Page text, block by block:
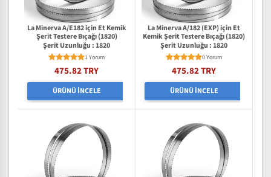
La Minerva A/E182 için Et Kemik
Şerit Testere Bıçağı (1820)
Şerit Uzunluğu : 1820
1 Yorum
475.82 TRY
ÜRÜNÜ İNCELE
La Minerva A/182 (EXP) için Et
Kemik Şerit Testere Bıçağı (1820)
Şerit Uzunluğu : 1820
0 Yorum
475.82 TRY
ÜRÜNÜ İNCELE